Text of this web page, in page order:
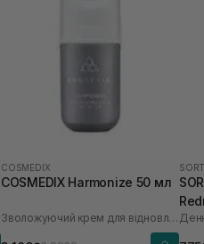
COSMEDIX
COSMEDIX Harmonize 50 мл
Зволожуючий крем для відновлення мікробіома 30